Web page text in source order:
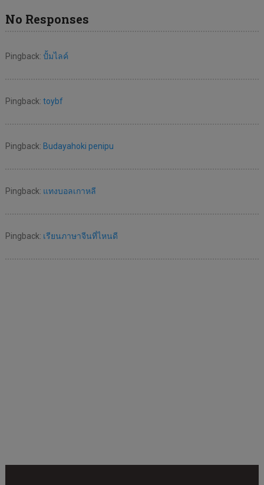
No Responses
Pingback: ปั้มไลค์
Pingback: toybf
Pingback: Budayahoki penipu
Pingback: แทงบอลเกาหลี
Pingback: เรียนภาษาจีนที่ไหนดี